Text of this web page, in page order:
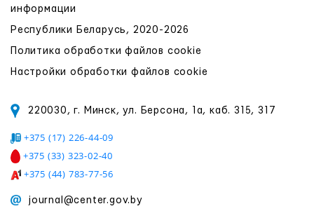
информации
Республики Беларусь, 2020-2026
Политика обработки файлов cookie
Настройки обработки файлов cookie
220030, г. Минск, ул. Берсона, 1а, каб. 315, 317
+375 (17) 226-44-09
+375 (33) 323-02-40
+375 (44) 783-77-56
journal@center.gov.by